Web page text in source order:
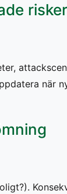
risker
när